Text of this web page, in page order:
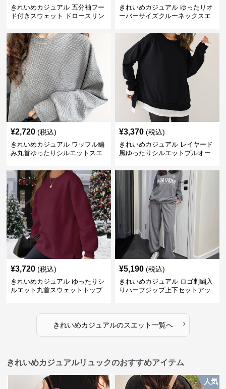
きれいめカジュアル 五分袖フー
ド付きスウェット ドロースリン
きれいめカジュアル ゆったりオ
ーバーサイズクルーネックスエ
¥2,720 (税込)
きれいめカジュアル ワッフル編
み丸首ゆったりシルエットスエ
¥3,370 (税込)
きれいめカジュアル レイヤード
風ゆったりシルエットプルオー
¥3,720 (税込)
きれいめカジュアル ゆったりシ
ルエット丸首スウェットトップ
¥5,190 (税込)
きれいめカジュアル ロゴ刺繍入
りハーフジップ上下セットアッ
きれいめカジュアルのスエット一覧へ ›
きれいめカジュアルリュックのおすすめアイテム
人気